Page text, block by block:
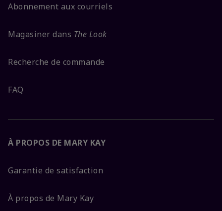
Abonnement aux courriels
Magasiner dans The Look
Recherche de commande
FAQ
À PROPOS DE MARY KAY
Garantie de satisfaction
À propos de Mary Kay